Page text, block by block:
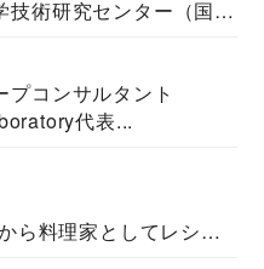
技術研究センター（国際
プコンサルタント
代表...
料理家としてレシピ